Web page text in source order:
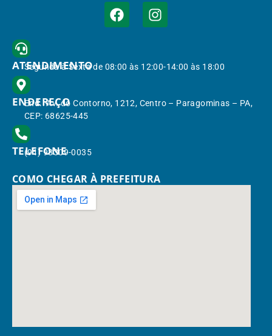
ATENDIMENTO
Segunda à Sexta de 08:00 às 12:00-14:00 às 18:00
ENDEREÇO
End.: Av. do Contorno, 1212, Centro – Paragominas – PA,
CEP: 68625-445
TELEFONE
(91) 98309-0035
COMO CHEGAR À PREFEITURA